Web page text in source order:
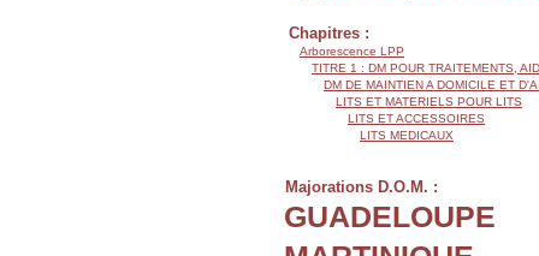
Chapitres :
Arborescence LPP
TITRE 1 : DM POUR TRAITEMENTS,
DM DE MAINTIEN A DOMICILE ET
LITS ET MATERIELS POUR LITS
LITS ET ACCESSOIRES
LITS MEDICAUX
Majorations D.O.M. :
GUADELOUPE